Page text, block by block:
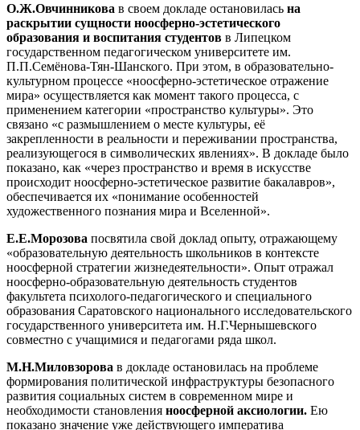
О.Ж.Овчинникова в своем докладе остановилась на
раскрытии сущности ноосферно-эстетического
образования и воспитания студентов в Липецком
государственном педагогическом университете им.
П.П.Семёнова-Тян-Шанского. При этом, в образовательно-
культурном процессе «ноосферно-эстетическое отражение
мира» осуществляется как момент такого процесса, с
применением категории «пространство культуры». Это
связано «с размышлением о месте культуры, её
закрепленности в реальности и переживании пространства,
реализующегося в символических явлениях». В докладе было
показано, как «через пространство и время в искусстве
происходит ноосферно-эстетическое развитие бакалавров»,
обеспечивается их «понимание особенностей
художественного познания мира и Вселенной».
Е.Е.Морозова посвятила свой доклад опыту, отражающему
«образовательную деятельность школьников в контексте
ноосферной стратегии жизнедеятельности». Опыт отражал
ноосферно-образовательную деятельность студентов
факультета психолого-педагогического и специального
образования Саратовского национального исследовательского
государственного университета им. Н.Г.Чернышевского
совместно с учащимися и педагогами ряда школ.
М.Н.Миловзорова в докладе остановилась на проблеме
формирования политической инфраструктуры безопасного
развития социальных систем в современном мире и
необходимости становления ноосферной аксиологии. Ею
показано значение уже действующего императива